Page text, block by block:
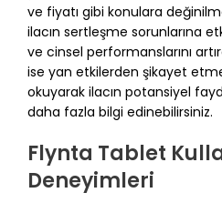
ve fiyatı gibi konulara
ilacın sertleşme sorunlarına
ve cinsel performanslarını
ise yan etkilerden şikayet
okuyarak ilacın potansiyel
daha fazla bilgi edinebilirsiniz.
Flynta Tablet
Deneyimleri